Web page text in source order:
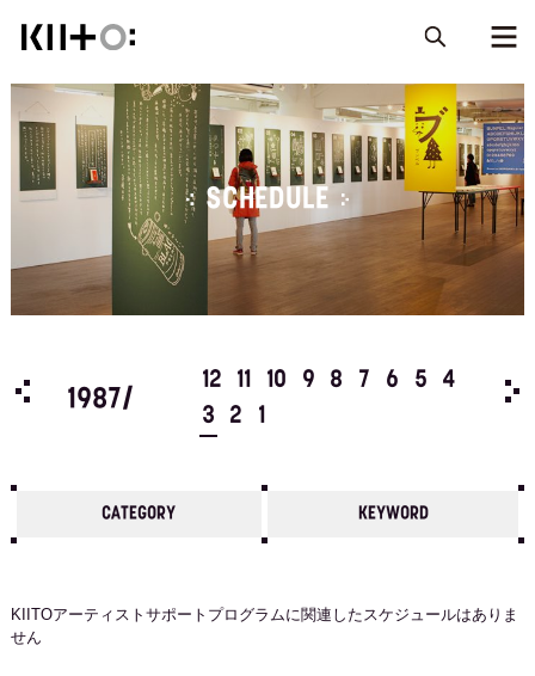
SCHEDULE
4
1987/
12 11 10 9 8 7 6 5
4
3
2 1
CATEGORY KEYWORD
KIITOアーティストサポートプログラムに関連したスケジュールはありま
せん